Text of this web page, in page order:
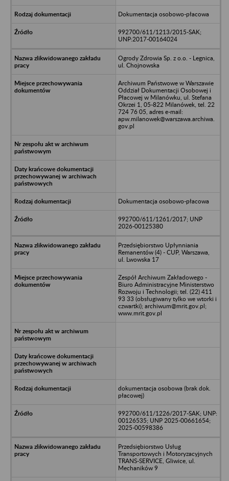
Dokumentacja osobowo-płacowa
992700/611/1213/2015-SAK;
UNP:2017-00164024
Ogrody Zdrowia Sp. z o.o. - Legnica,
ul. Chojnowska
Archiwum Państwowe w Warszawie
Oddział Dokumentacji Osobowej i
Płacowej w Milanówku, ul. Stefana
Okrzei 1, 05-822 Milanówek, tel. 22
724 76 05, adres e-mail:
apw.milanowek@warszawa.archiwa.
gov.pl
Dokumentacja osobowo-płacowa
992700/611/1261/2017; UNP
2026-00125380
Przedsiębiorstwo Upłynniania
Remanentów (4) - CUP, Warszawa,
ul. Lwowska 17
Zespół Archiwum Zakładowego -
Biuro Administracyjne Ministerstwo
Rozwoju i Technologii; tel. (22) 411
93 33 (obsługiwany tylko we wtorki i
czwartki); archiwum@mrit.gov.pl;
www.mrit.gov.pl
dokumentacja osobowa (brak dok.
płacowej)
992700/611/1226/2017-SAK; UNP:
00126535; UNP 2025-00661654;
2025-00598386
Przedsiębiorstwo Usług
Transportowych i Motoryzacyjnych
TRANS-SERVICE, Gliwice, ul.
Mechaników 9